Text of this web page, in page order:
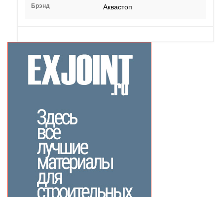
Брэнд Аквастоп